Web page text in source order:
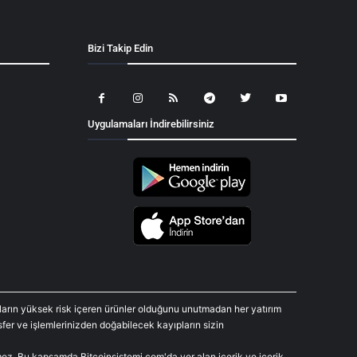
Bizi Takip Edin
Uygulamaları İndirebilirsiniz
yüksek risk içeren ürünler olduğunu unutmadan her yatırım
ve işlemlerinizden doğabilecek kayıpların sizin